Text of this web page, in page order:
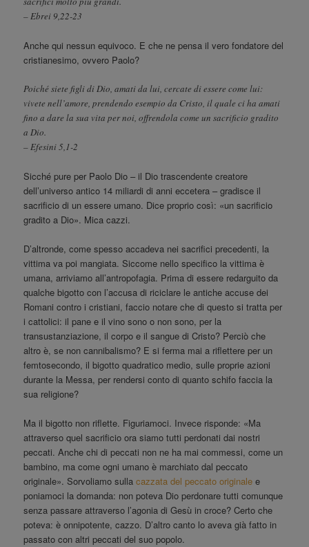
– Ebrei 9,22-23
Anche qui nessun equivoco. E che ne pensa il vero fondatore del
cristianesimo, ovvero Paolo?
Poiché siete figli di Dio, amati da lui, cercate di essere come lui:
vivete nell’amore, prendendo esempio da Cristo, il quale ci ha amati
fino a dare la sua vita per noi, offrendola come un sacrificio gradito
a Dio.
– Efesini 5,1-2
Sicché pure per Paolo Dio – il Dio trascendente creatore
dell’universo antico 14 miliardi di anni eccetera – gradisce il
sacrificio di un essere umano. Dice proprio così: «un sacrificio
gradito a Dio». Mica cazzi.
D’altronde, come spesso accadeva nei sacrifici precedenti, la
vittima va poi mangiata. Siccome nello specifico la vittima è
umana, arriviamo all’antropofagia. Prima di essere redarguito da
qualche bigotto con l’accusa di riciclare le antiche accuse dei
Romani contro i cristiani, faccio notare che di questo si tratta per
i cattolici: il pane e il vino sono o non sono, per la
transustanziazione, il corpo e il sangue di Cristo? Perciò che
altro è, se non cannibalismo? E si ferma mai a riflettere per un
femtosecondo, il bigotto quadratico medio, sulle proprie azioni
durante la Messa, per rendersi conto di quanto schifo faccia la
sua religione?
Ma il bigotto non riflette. Figuriamoci. Invece risponde: «Ma
attraverso quel sacrificio ora siamo tutti perdonati dai nostri
peccati. Anche chi di peccati non ne ha mai commessi, come un
bambino, ma come ogni umano è marchiato dal peccato
originale». Sorvoliamo sullacazzata del peccato originale e
poniamoci la domanda: non poteva Dio perdonare tutti comunque
senza passare attraverso l’agonia di Gesù in croce? Certo che
poteva: è onnipotente, cazzo. D’altro canto lo aveva già fatto in
passato con altri peccati del suo popolo.